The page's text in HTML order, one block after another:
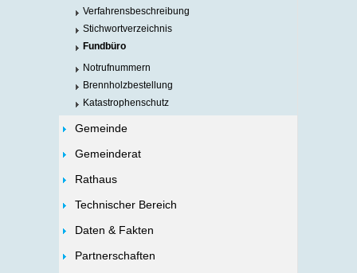
Verfahrensbeschreibung
Stichwortverzeichnis
Fundbüro
Notrufnummern
Brennholzbestellung
Katastrophenschutz
Gemeinde
Gemeinderat
Rathaus
Technischer Bereich
Daten & Fakten
Partnerschaften